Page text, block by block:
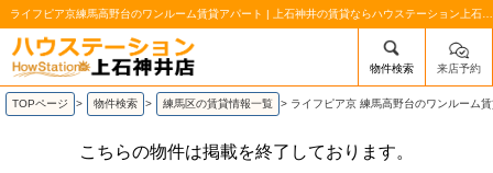
ライフピア京練馬高野台のワンルーム賃貸アパート | 上石神井の賃貸ならハウステーション上石神井店
/mobile_img/head-logo.png
物件検索 来店予約
TOPページ > 物件検索 > 練馬区の賃貸情報一覧 > ライフピア京 練馬高野台のワンルーム
こちらの物件は掲載を終了しております。